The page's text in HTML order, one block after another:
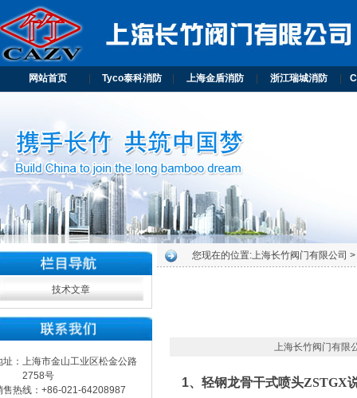
网站首页 Tyco泰科消防 上海金盾消防 浙江瑞城消防
技术文章
址：上海市金山工业区松金公路
号
售热线：+86-021-64208987
您现在的位置:上海长竹阀门有限公司
上海长竹阀门有限
1、 轻钢龙骨干式喷头ZSTGX